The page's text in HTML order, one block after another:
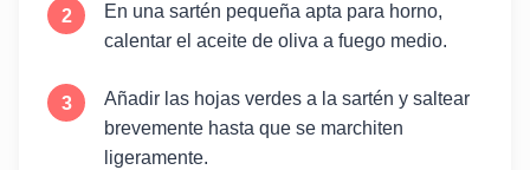
En una sartén pequeña apta para horno,
calentar el aceite de oliva a fuego medio.
Añadir las hojas verdes a la sartén y saltear
brevemente hasta que se marchiten
ligeramente.